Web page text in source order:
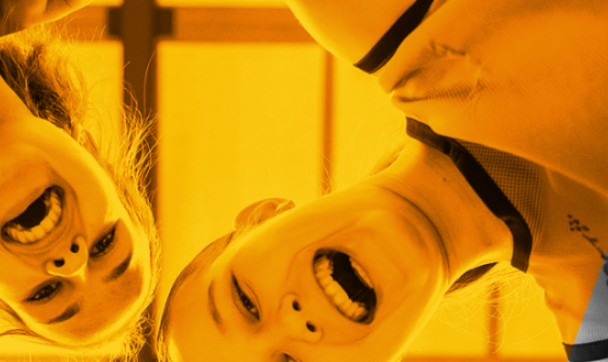
Suomen 16-
vuotiaat pojat
voittivat
Luxemburgin
– EM-kisojen
voittotili
aukesi
vakuuttavalla